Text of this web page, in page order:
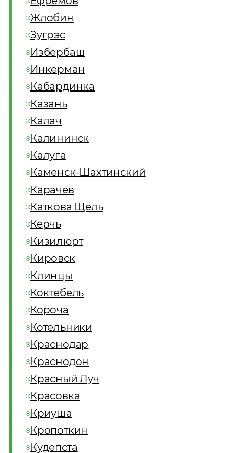
Жлобин
Зугрэс
Избербаш
Инкерман
Кабардинка
Казань
Калач
Калининск
Калуга
Каменск-Шахтинский
Карачев
Каткова Щель
Керчь
Кизилюрт
Кировск
Клинцы
Коктебель
Короча
Котельники
Краснодар
Краснодон
Красный Луч
Красовка
Криуша
Кропоткин
Кудепста